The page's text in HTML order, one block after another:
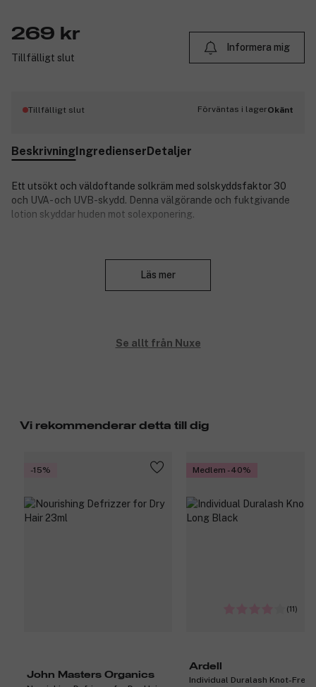
269 kr
Tillfälligt slut
Informera mig
Tillfälligt slut Förväntas i lagerOkänt
BeskrivningIngredienserDetaljer
Ett utsökt och väldoftande solkräm med solskyddsfaktor 30
och UVA- och UVB-skydd. Denna välgörande och fuktgivande
lotion skyddar huden mot solexponering.
Läs mer
Se allt från Nuxe
Vi rekommenderar detta till dig
-15%
John Masters Organics
Medlem -40%
(11)
Ardell
Individual Duralash Knot-Free